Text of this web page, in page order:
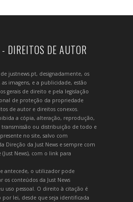
DIREITOS DE AUTOR
justnews.pt, designadamente, os
as imagens, e a publicidade, estão
gerais de direito e pela legislação
de proteção da propriedade
de autor e direitos conexos.
a cópia, alteração, reprodução,
ou distribuição de todo e
no site, salvo com
Direção da Just News e sempre com
News), com o link para
antecede, o utilizador pode
os conteúdos da Just News
uso pessoal. O direito à citação é
lei, desde que seja identificada